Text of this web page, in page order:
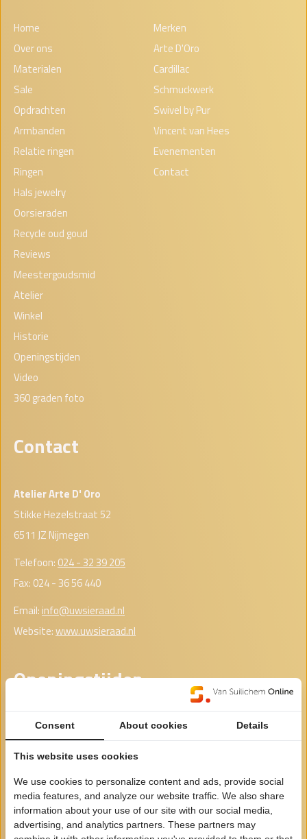
Home
Over ons
Materialen
Sale
Opdrachten
Armbanden
Relatie ringen
Ringen
Hals jewelry
Oorsieraden
Recycle oud goud
Reviews
Meestergoudsmid
Atelier
Winkel
Historie
Openingstijden
Video
360 graden foto
Merken
Arte D'Oro
Cardillac
Schmuckwerk
Swivel by Pur
Vincent van Hees
Evenementen
Contact
Contact
Atelier Arte D' Oro
Stikke Hezelstraat 52
6511 JZ Nijmegen
Telefoon: 024 - 32 39 205
Fax: 024 - 36 56 440
Email: info@uwsieraad.nl
Website:www.uwsieraad.nl
Openingstijden
Maandag
Gesloten
Donderdag
00:00 - 00:00
Vrijdag
00:00 - 00:00
Zaterdag
00:00 - 00:00
Consent About cookies Details
This website uses cookies
We use cookies to personalize content and ads, provide social
media features, and analyze our website traffic. We also share
information about your use of our site with our social media,
advertising, and analytics partners. These partners may